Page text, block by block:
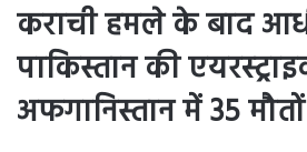
कराची हमले के बाद
पाकिस्तान की
अफगानिस्तान में 35